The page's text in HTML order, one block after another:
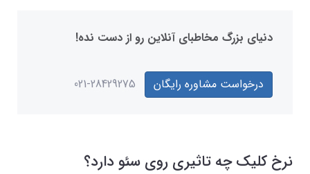
دنیای بزرگ مخاطبای آنلاین رو از دست نده!
درخواست مشاوره رایگان 021-28429275
نرخ کلیک چه تاثیری روی سئو دارد؟